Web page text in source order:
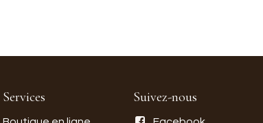
Services Suivez-nous